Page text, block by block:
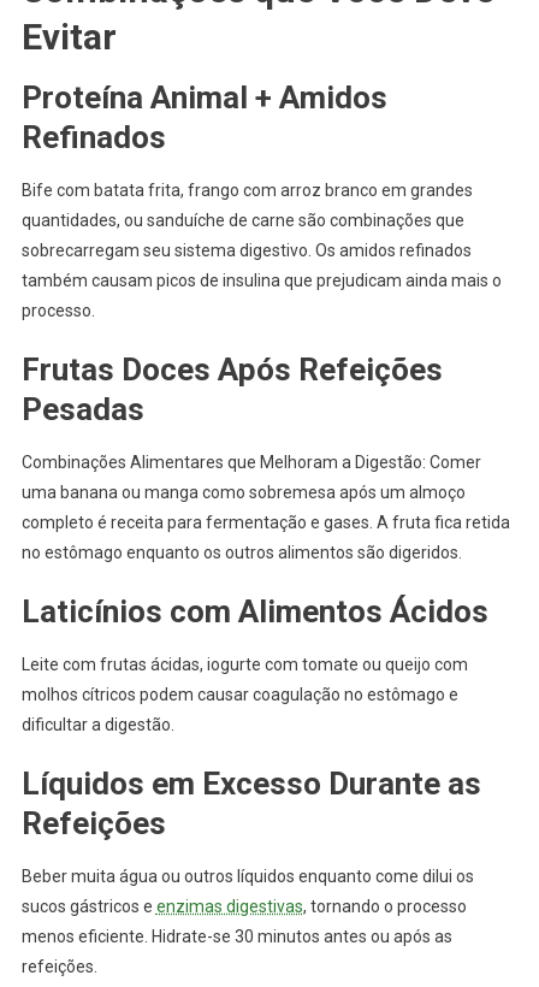
Evitar
Proteína Animal + Amidos
Refinados
Bife com batata frita, frango com arroz branco em grandes
quantidades, ou sanduíche de carne são combinações que
sobrecarregam seu sistema digestivo. Os amidos refinados
também causam picos de insulina que prejudicam ainda mais o
processo.
Frutas Doces Após Refeições
Pesadas
Combinações Alimentares que Melhoram a Digestão: Comer
uma banana ou manga como sobremesa após um almoço
completo é receita para fermentação e gases. A fruta fica retida
no estômago enquanto os outros alimentos são digeridos.
Laticínios com Alimentos Ácidos
Leite com frutas ácidas, iogurte com tomate ou queijo com
molhos cítricos podem causar coagulação no estômago e
dificultar a digestão.
Líquidos em Excesso Durante as
Refeições
Beber muita água ou outros líquidos enquanto come dilui os
sucos gástricos e enzimas digestivas, tornando o processo
menos eficiente. Hidrate-se 30 minutos antes ou após as
refeições.